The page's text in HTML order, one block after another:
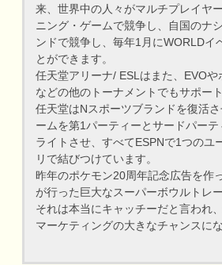
来、世界中の人々がマルチプレイヤ
ニング・ゲームで競争し、自国のナ
ンドで競争し、毎年1月にWORLDイ
とができます。
任天堂アリーナ/ ESLはまた、EVO
などの他のトーナメントでもサポート
任天堂はNスポーツブランドを復活
ームを第1パーティーとサードパーテ
ライトさせ、すべてESPNで1つのユ
リで結びつけています。
昨年のポケモン20周年記念広告を作
が行った巨大なスーパーボウルトレ
それは本当にキャッチーだと言われ
マーケティングの大きなチャンスに